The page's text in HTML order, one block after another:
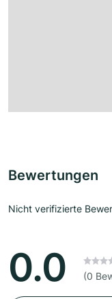
Bewertungen
Nicht verifizierte
0.0 (0